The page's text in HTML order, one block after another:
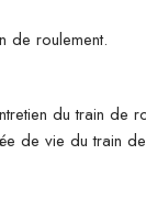
de roulement.
du train de
de vie du train